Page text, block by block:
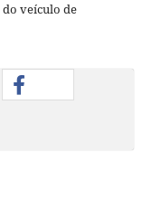
veículo de